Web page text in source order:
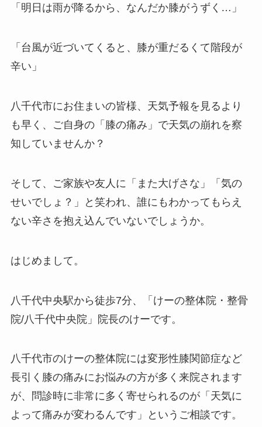
​​「明日は雨が降るから、なんだか膝がうずく…」
「台風が近づいてくると、膝が重だるくて階段が
辛い」
八千代市にお住まいの皆様、天気予報を見るより
も早く、ご自身の「膝の痛み」で天気の崩れを察
知していませんか？
そして、ご家族や友人に「また大げさな」「気の
せいでしょ？」と笑われ、誰にもわかってもらえ
ない辛さを抱え込んでいないでしょうか。
はじめまして。
八千代中央駅から徒歩7分、「けーの整体院・整骨
院/八千代中央院」院長のけーです。
八千代市のけーの整体院には変形性膝関節症など
長引く膝の痛みにお悩みの方が多く来院されます
が、問診時に非常に多く寄せられるのが「天気に
よって痛みが変わるんです」というご相談です。